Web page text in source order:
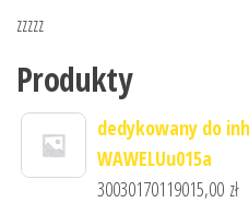
zzzzz
Produkty
dedykowany do
WAWELUu015a
30030170119015,00 zł